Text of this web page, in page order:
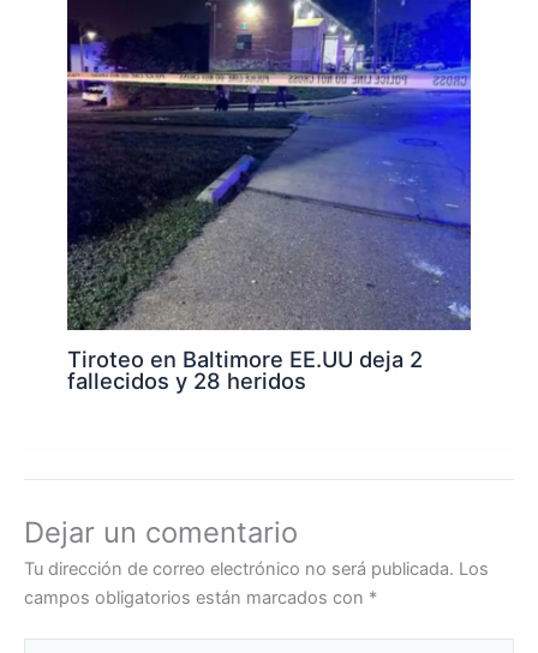
Tiroteo en Baltimore EE.UU deja 2
fallecidos y 28 heridos
Dejar un comentario
Tu dirección de correo electrónico no será publicada. Los
campos obligatorios están marcados con *